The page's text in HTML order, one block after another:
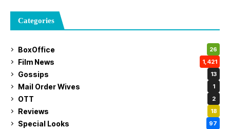
Categories
BoxOffice 26
Film News 1,421
Gossips 13
Mail Order Wives 1
OTT 2
Reviews 18
Special Looks 97